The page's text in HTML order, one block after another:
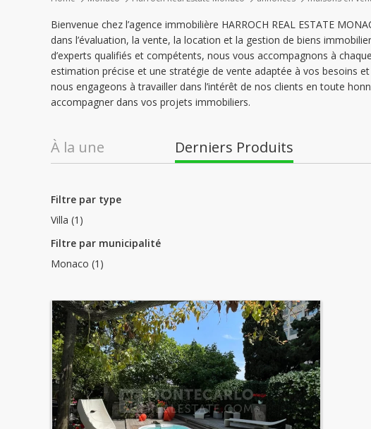
jeudi:
Bienvenue chez l’agence immobilière HARROCH REAL ESTATE
dans l’évaluation, la vente, la location et la gestion de biens
d’experts qualifiés et compétents, nous vous accompagnons à
estimation précise et une stratégie de vente adaptée à vos besoins
nous engageons à travailler dans l’intérêt de nos clients en toute
accompagner dans vos projets immobiliers.
À la une Derniers Produits
Filtre par type
Villa (1)
Filtre par municipalité
Monaco (1)